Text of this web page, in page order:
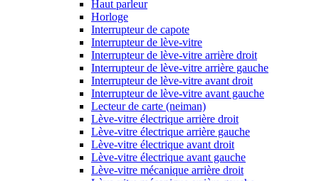
Haut parleur
Horloge
Interrupteur de capote
Interrupteur de lève-vitre
Interrupteur de lève-vitre arrière droit
Interrupteur de lève-vitre arrière gauche
Interrupteur de lève-vitre avant droit
Interrupteur de lève-vitre avant gauche
Lecteur de carte (neiman)
Lève-vitre électrique arrière droit
Lève-vitre électrique arrière gauche
Lève-vitre électrique avant droit
Lève-vitre électrique avant gauche
Lève-vitre mécanique arrière droit